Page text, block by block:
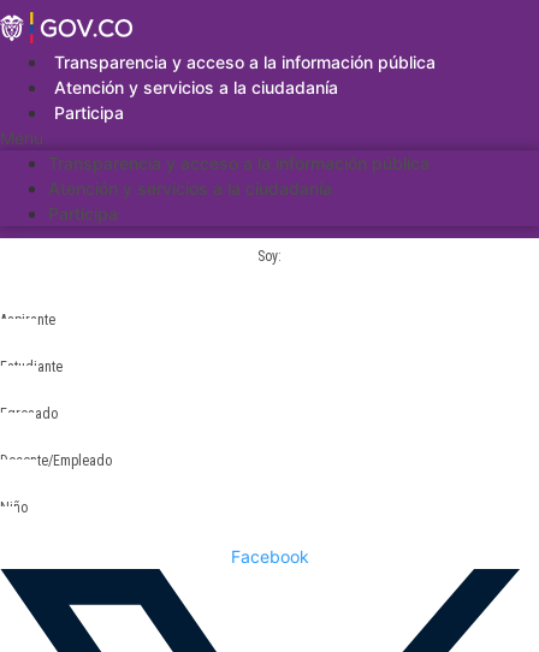
Saltar
al
contenidoTransparencia y acceso a la información pública
Atención y servicios a la ciudadanía
Participa
Menu
Transparencia y acceso a la información pública
Atención y servicios a la ciudadanía
Participa
Soy:
Aspirante
Estudiante
Egresado
Docente/Empleado
Niño
Facebook